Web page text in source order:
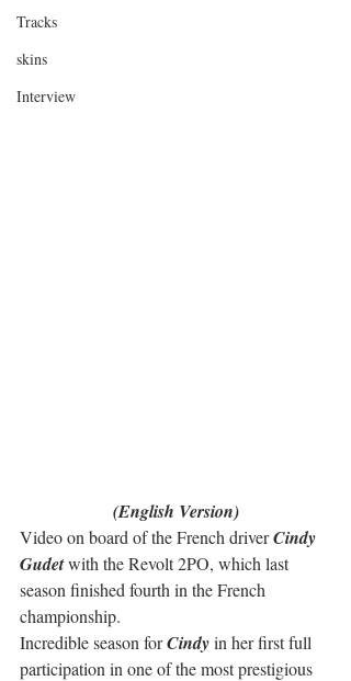
Tracks
skins
Interview
(English Version)
Video on board of the French driver Cindy
Gudet with the Revolt 2PO, which last
season finished fourth in the French
championship.
Incredible season for Cindy in her first full
participation in one of the most prestigious